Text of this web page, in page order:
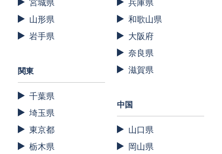
宮城県
山形県
岩手県
関東
千葉県
埼玉県
東京都
栃木県
兵庫県
和歌山県
大阪府
奈良県
滋賀県
中国
山口県
岡山県